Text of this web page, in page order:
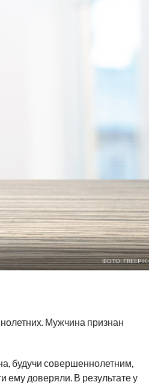
ФОТО:
Мужчина признан
будучи совершеннолетним,
ему доверяли. В результате у